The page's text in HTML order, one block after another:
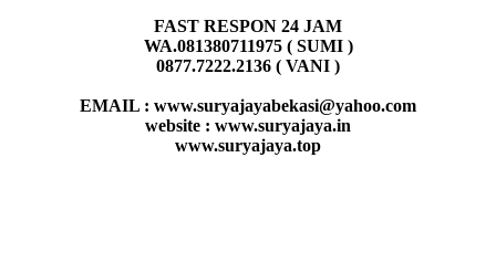
FAST RESPON 24 JAM
WA.081380711975 ( SUMI )
0877.7222.2136 ( VANI )
EMAIL : www.suryajayabekasi@yahoo.com
website : www.suryajaya.in
www.suryajaya.top